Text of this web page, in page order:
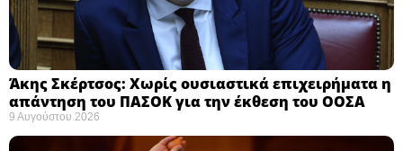
Άκης Σκέρτσος: Χωρίς ουσιαστικά επιχειρήματα η
απάντηση του ΠΑΣΟΚ για την έκθεση του ΟΟΣΑ ​
9 Αυγούστου 2026